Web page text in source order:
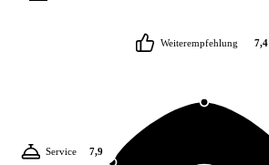
Weiterempfehlung 7,4
Service 7,9